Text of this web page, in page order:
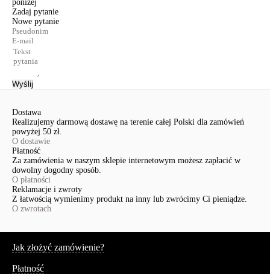
poniżej
Zadaj pytanie
Nowe pytanie
Wyślij
Dostawa
Realizujemy darmową dostawę na terenie całej Polski dla zamówień
powyżej 50 zł.
O dostawie
Płatność
Za zamówienia w naszym sklepie internetowym możesz zapłacić w
dowolny dogodny sposób.
O płatności
Reklamacje i zwroty
Z łatwością wymienimy produkt na inny lub zwrócimy Ci pieniądze.
O zwrotach
Jak złożyć zamówienie?
Płatność